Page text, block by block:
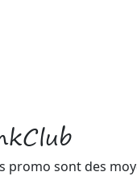
promo sont des